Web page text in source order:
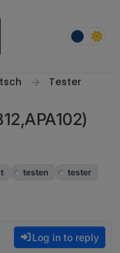
Tester
testen
tester
Log in to reply